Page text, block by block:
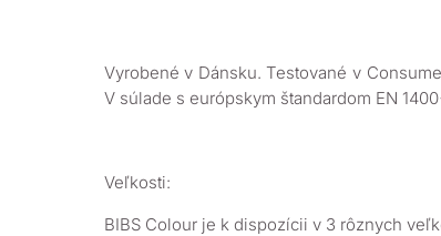
Vyrobené v Dánsku. Testované v
V súlade s európskym štandardom EN
Veľkosti:
BIBS Colour je k dispozícii v 3 rôznych